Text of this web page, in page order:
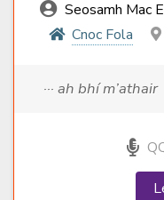
Seosamh Mac
Cnoc Fola
··· ah bhí m’athair